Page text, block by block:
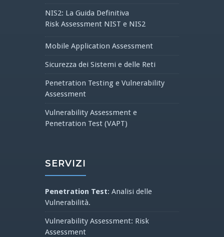
NIS2: La Guida Definitiva
Risk Assessment NIST e NIS2
Mobile Application Assessment
Sicurezza dei Sistemi e delle Reti
Penetration Testing e Vulnerability
Assessment
Vulnerability Assessment e
Penetration Test (VAPT)
SERVIZI
Penetration Test: Analisi delle
Vulnerabilità.
Vulnerability Assessment: Risk
Assessment